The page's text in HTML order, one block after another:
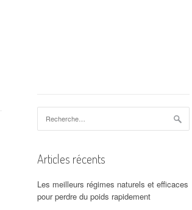
Articles récents
Les meilleurs régimes naturels et efficaces
pour perdre du poids rapidement